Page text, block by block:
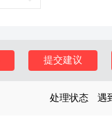
提交建议
处理状态 遇